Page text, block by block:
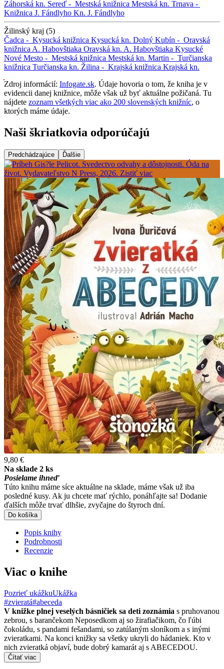
Záhorská kn. Sereď - Mestská knižnica Mestská kn. Trnava -
Knižnica J. Fándlyho Kn. J. Fándlyho
Žilinský kraj (5)
Čadca - Kysucká knižnica Kysucká kn. Dolný Kubín - Oravská
knižnica A. Habovštiaka Oravská kn. A. Habovštiaka Kysucké
Nové Mesto - Mestská knižnica Mestská kn. Martin - Turčianska
knižnica Turčianska kn. Žilina - Krajská knižnica Krajská kn.
Zdroj informácií: Infogate.sk. Údaje hovoria o tom, že kniha je v
evidencii danej knižnice, môže však už byť aktuálne požičaná. Tu
nájdete zoznam všetkých viac ako 200 slovenských knižníc, o
ktorých máme údaje.
Naši škriatkovia odporúčajú
Predchádzajúce Ďalšie
9,80 €
Na sklade 2 ks
Posielame ihneď
Túto knihu máme síce aktuálne na sklade, máme však už iba
posledné kusy. Ak ju chcete mať rýchlo, ponáhľajte sa! Dodanie
ďalších môže trvať dlhšie, zvyčajne do štyroch dní.
Do košíka
Popis knihy
Podrobnosti
Recenzie
Viac o knihe
Pozrieť ukážkuUkážka
#zvieratá#abeceda
V knižke plnej veselých básničiek sa deti zoznámia s pruhovanou
zebrou, s barančekom Neposedkom aj so žirafiačikom, čo ľúbi
čokoládu, s pandami fešandami, so zatúlaným sloníkom a s inými
zvieratkami. Na konci knižky sa všetky ukryli do hádaniek. Kto v
nich zvieratká objaví, bude dobrý kamarát aj s ABECEDOU.
Čítať viac